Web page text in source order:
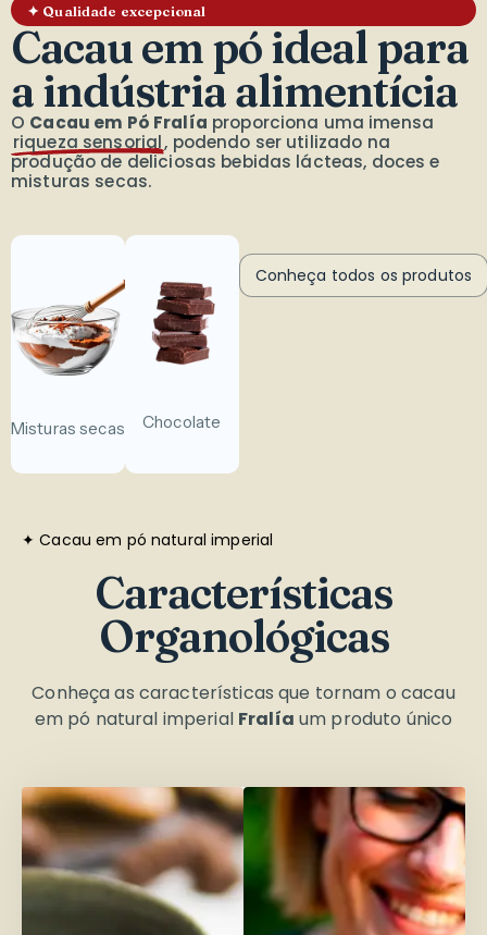
✦ Qualidade excepcional
Cacau em pó ideal para
a indústria alimentícia
O Cacau em Pó Fralía proporciona uma imensa
riqueza sensorial, podendo ser utilizado na
produção de deliciosas bebidas lácteas, doces e
misturas secas.
Misturas secas Chocolate
Conheça todos os produtos
✦ Cacau em pó natural imperial
Características
Organológicas
Conheça as características que tornam o cacau
em pó natural imperial Fralía um produto único